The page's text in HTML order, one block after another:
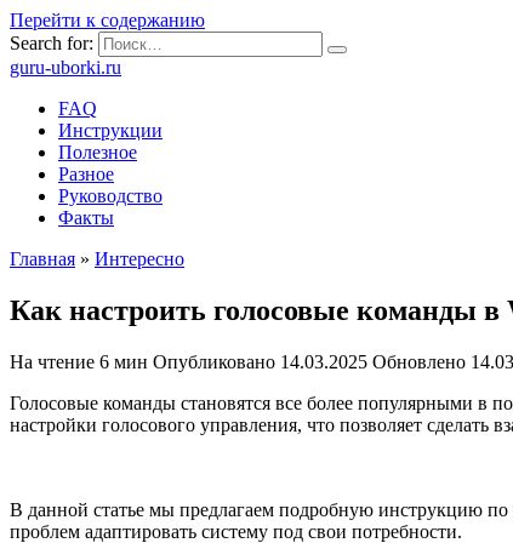
Перейти к содержанию
Search for:
guru-uborki.ru
FAQ
Инструкции
Полезное
Разное
Руководство
Факты
Главная » Интересно
Как настроить голосовые команды в
На чтение 6 мин Опубликовано 14.03.2025 Обновлено
Голосовые команды становятся все более популярными в
настройки голосового управления, что позволяет
В данной статье мы предлагаем подробную инструкцию
проблем адаптировать систему под свои потребности.